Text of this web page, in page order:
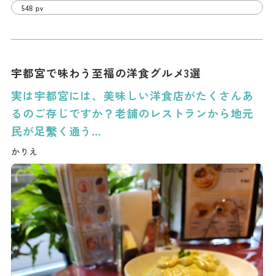
548 pv
宇都宮で味わう至福の洋食グルメ3選
実は宇都宮には、美味しい洋食店がたくさんあ
るのご存じですか？老舗のレストランから地元
民が足繫く通う…
かりえ